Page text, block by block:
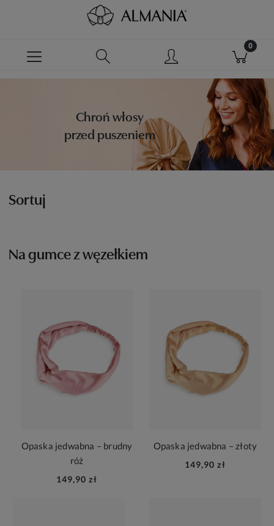
Chroń włosy
przed puszeniem
Sortuj
Na gumce z węzełkiem
Opaska jedwabna – brudny
róż
149,90 zł
Opaska jedwabna – złoty
149,90 zł